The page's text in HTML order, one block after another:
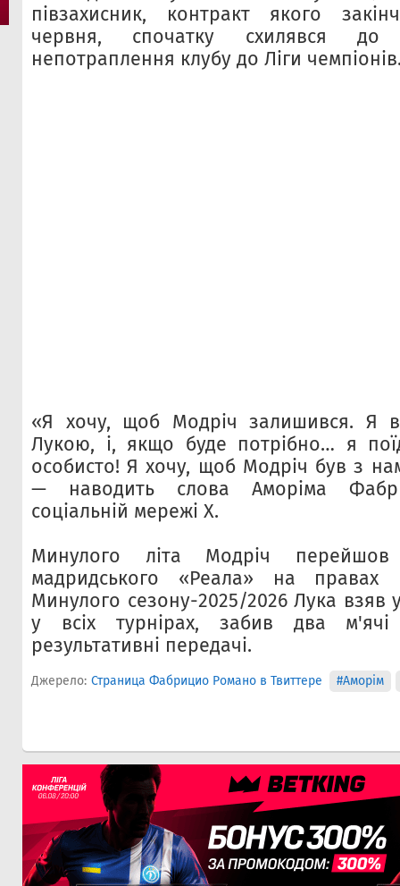
півзахисник, контракт якого
червня, спочатку схилявся до
непотраплення клубу до Ліги
«Я хочу, щоб Модріч залишився. Я
Лукою, і, якщо буде потрібно… я
особисто! Я хочу, щоб Модріч був з
— наводить слова Аморіма
соціальній мережі X.
Минулого літа Модріч
мадридського «Реала» на правах
Минулого сезону-2025/2026 Лука взяв
у всіх турнірах, забив два
результативні передачі.
Джерело: Страница Фабрицио Романо в Твиттере #Аморім